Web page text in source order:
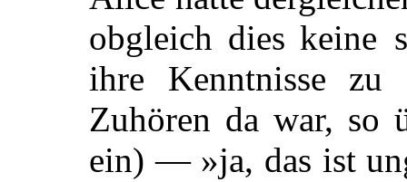
obgleich dies keine
ihre Kenntnisse zu
Zuhören da war, so
ein) — »ja, das ist